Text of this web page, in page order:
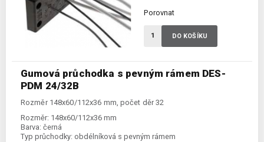
Gumová průchodka s pevným rámem DES-
PDM 24/32B
Rozměr 148x60/112x36 mm, počet děr 32
Rozměr: 148x60/112x36 mm
Barva: černá
Typ průchodky: obdélníková s pevným rámem
Porovnat
DO KOŠÍKU